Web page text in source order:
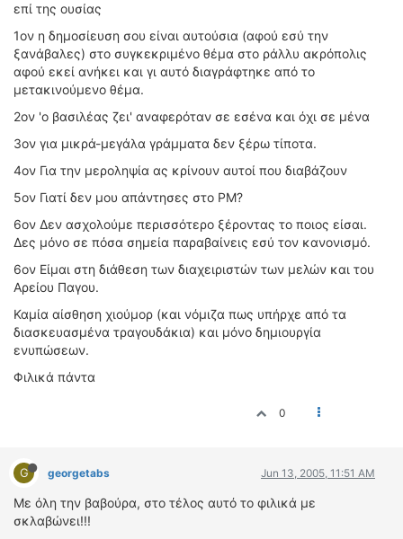
επί της ουσίας
1ον η δημοσίευση σου είναι αυτούσια (αφού εσύ την
ξανάβαλες) στο συγκεκριμένο θέμα στο ράλλυ ακρόπολις
αφού εκεί ανήκει και γι αυτό διαγράφτηκε από το
μετακινούμενο θέμα.
2ον 'ο βασιλέας ζει' αναφερόταν σε εσένα και όχι σε μένα
3ον για μικρά-μεγάλα γράμματα δεν ξέρω τίποτα.
4ον Για την μεροληψία ας κρίνουν αυτοί που διαβάζουν
5ον Γιατί δεν μου απάντησες στο PM?
6ον Δεν ασχολούμε περισσότερο ξέροντας το ποιος είσαι.
Δες μόνο σε πόσα σημεία παραβαίνεις εσύ τον κανονισμό.
6ον Είμαι στη διάθεση των διαχειριστών των μελών και του
Αρείου Παγου.
Καμία αίσθηση χιούμορ (και νόμιζα πως υπήρχε από τα
διασκευασμένα τραγουδάκια) και μόνο δημιουργία
ενυπώσεων.
Φιλικά πάντα
0
G georgetabs Jun 13, 2005, 11:51 AM
Με όλη την βαβούρα, στο τέλος αυτό το φιλικά με
σκλαβώνει!!!